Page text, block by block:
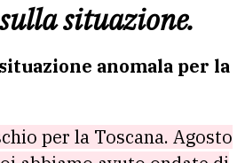
situazione.
anomala per la
per la Toscana. Agosto